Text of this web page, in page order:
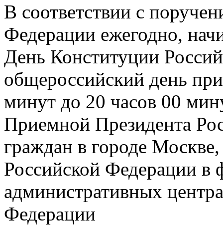
В соответствии с
Федерации ежегодно,
День Конституции
общероссийский день
минут до 20 часов 00
Приемной Президента
граждан в городе
Российской Федерации в
административных
Федерации